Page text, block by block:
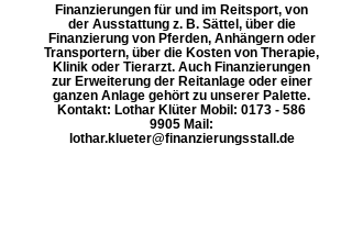
Finanzierungen für und im Reitsport, von
der Ausstattung z. B. Sättel, über die
Finanzierung von Pferden, Anhängern oder
Transportern, über die Kosten von Therapie,
Klinik oder Tierarzt. Auch Finanzierungen
zur Erweiterung der Reitanlage oder einer
ganzen Anlage gehört zu unserer Palette.
Kontakt: Lothar Klüter Mobil: 0173 - 586
9905 Mail:
lothar.klueter@finanzierungsstall.de